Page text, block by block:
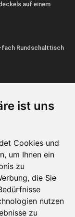
ist uns
Cookies und
um Ihnen ein
zu
die Sie
nutzen
zu
auf einem
fach Rundschalttisch
Traumautos